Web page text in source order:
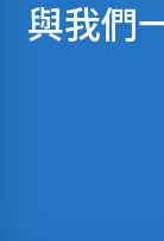
與我們